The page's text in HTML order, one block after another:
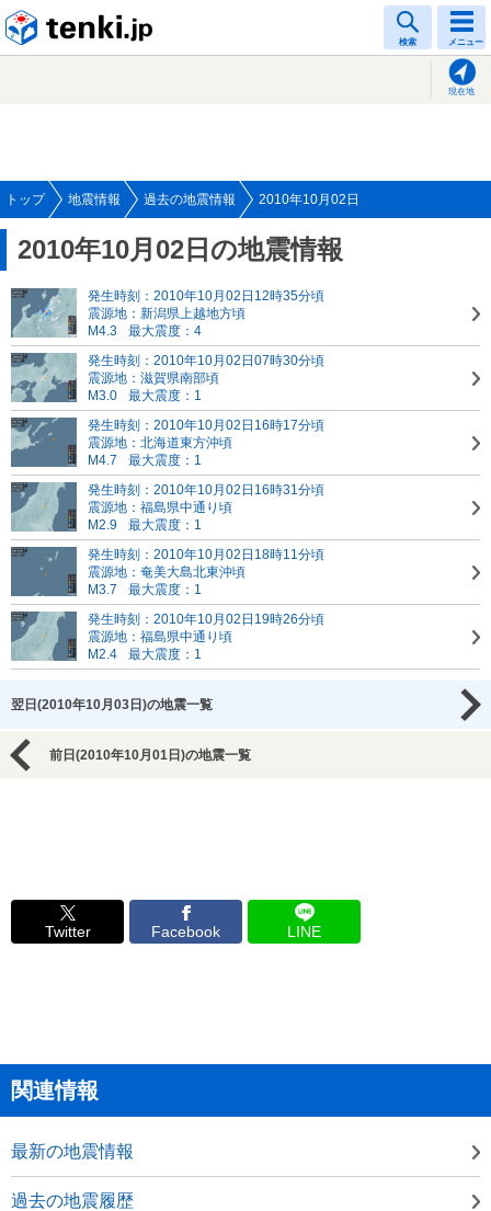
検索 メニュー
現在地
トップ 地震情報 過去の地震情報 2010年10月02日
2010年10月02日の地震情報
発生時刻：2010年10月02日12時35分頃
震源地：新潟県上越地方頃
M4.3
最大震度：4
発生時刻：2010年10月02日07時30分頃
震源地：滋賀県南部頃
M3.0
最大震度：1
発生時刻：2010年10月02日16時17分頃
震源地：北海道東方沖頃
M4.7
最大震度：1
発生時刻：2010年10月02日16時31分頃
震源地：福島県中通り頃
M2.9
最大震度：1
発生時刻：2010年10月02日18時11分頃
震源地：奄美大島北東沖頃
M3.7
最大震度：1
発生時刻：2010年10月02日19時26分頃
震源地：福島県中通り頃
M2.4
最大震度：1
翌日(2010年10月03日)の地震一覧
前日(2010年10月01日)の地震一覧
Twitter Facebook LINE
関連情報
最新の地震情報
過去の地震履歴